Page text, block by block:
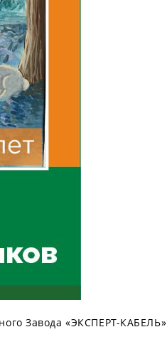
Завода «ЭКСПЕРТ-КАБЕЛЬ»